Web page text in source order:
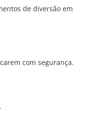
de diversão em
com segurança.